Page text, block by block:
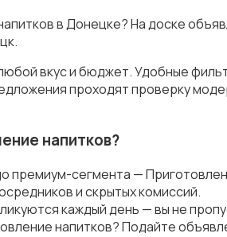
в Донецке? На доске
вкус и бюджет. Удобные
проходят проверку
напитков?
премиум-сегмента —
и скрытых комиссий.
каждый день — вы не
напитков? Подайте